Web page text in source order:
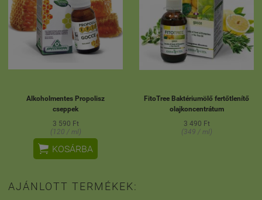
Alkoholmentes Propolisz
cseppek
3 590 Ft
(120 / ml)
 KOSÁRBA
FitoTree Baktériumölő fertőtlenítő
olajkoncentrátum
3 490 Ft
(349 / ml)
AJÁNLOTT TERMÉKEK: